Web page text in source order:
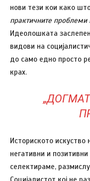
нови тези кои како
практичните проблеми
Идеолошката
видови на
до само едно просто
крах.
Историското
негативни и
селектираме,